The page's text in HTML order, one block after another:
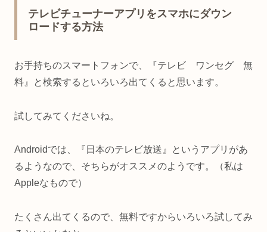
テレビチューナーアプリをスマホにダウン
ロードする方法
お手持ちのスマートフォンで、『テレビ ワンセグ 無
料』と検索するといろいろ出てくると思います。
試してみてくださいね。
Androidでは、『日本のテレビ放送』というアプリがあ
るようなので、そちらがオススメのようです。（私は
Appleなもので）
たくさん出てくるので、無料ですからいろいろ試してみ